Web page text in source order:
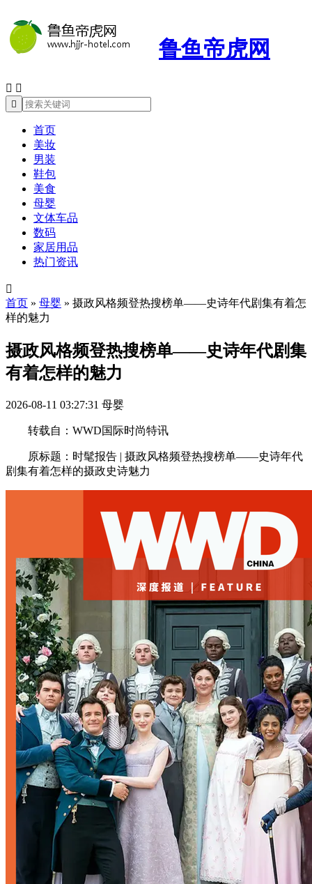
鲁鱼帝虎网
 

首页
美妆
男装
鞋包
美食
母婴
文体车品
数码
家居用品
热门资讯

首页 » 母婴 » 摄政风格频登热搜榜单——史诗年代剧集有着怎
样的魅力
摄政风格频登热搜榜单——史诗年代剧集
有着怎样的魅力
2026-08-11 03:27:31 母婴
转载自：WWD国际时尚特讯
原标题：时髦报告 | 摄政风格频登热搜榜单——史诗年代
剧集有着怎样的摄政史诗魅力